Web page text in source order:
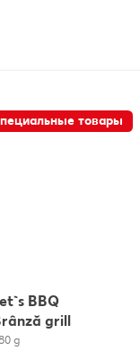
товары
BBQ
grill
g